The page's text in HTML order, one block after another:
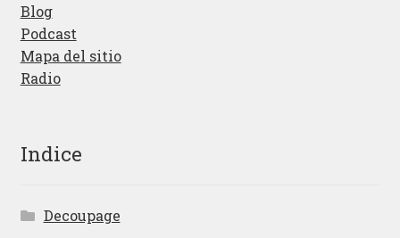
Blog
Podcast
Mapa del sitio
Radio
Indice
Decoupage